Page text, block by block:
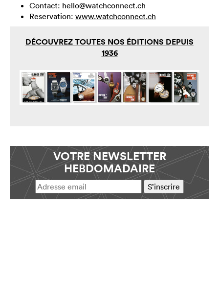
Contact: hello@watchconnect.ch
Reservation: www.watchconnect.ch
DÉCOUVREZ TOUTES NOS ÉDITIONS DEPUIS
1936
VOTRE NEWSLETTER
HEBDOMADAIRE